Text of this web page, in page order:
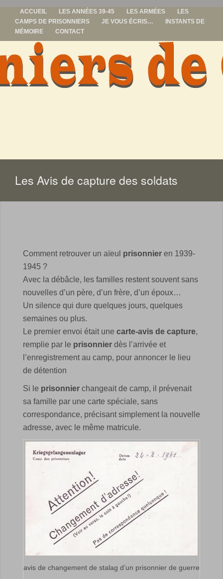
ACCUEIL LES ANNÉES 39-45 LES ARMÉES
LES
CAMPS DE PRISONNIERS
JE VOUS ÉCRIS…
INSTANTS DE
MÉMOIRE
CONTACT
prisonniers de
Les Avis de capture des soldats
Comment retrouver un aïeul prisonnier en 1939-
1945 ?
Avec la débâcle, les familles restent souvent sans
nouvelles d’un père, d’un frère, d’un époux…
Un silence qui dure quelques jours, quelques
semaines ou plus.
Le premier envoi était une carte-avis de capture,
remplie par le prisonnier dès l’arrivée et
l’enregistrement au camp, pour annoncer le lieu
de détention
Si le prisonnier changeait de camp, il prévenait
sa famille par une carte spéciale, sans
correspondance, précisant simplement la nouvelle
adresse, avec le même matricule.
avis de changement de stalag d’un prisonnier de guerre